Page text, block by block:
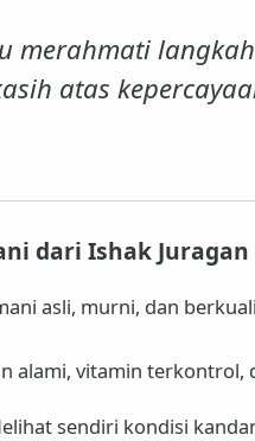
merahmati
atas
dari Ishak Juragan
asli, murni, dan
alami, vitamin terkontrol,
sendiri kondisi